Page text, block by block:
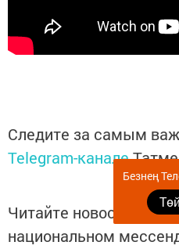
Следите за самым
Telegram-канале
Читайте новости
национальном
Безнең